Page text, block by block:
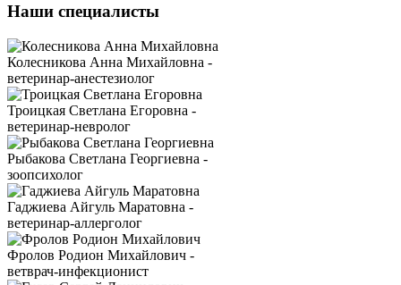
Наши специалисты
Колесникова Анна Михайловна -
ветеринар-анестезиолог
Троицкая Светлана Егоровна -
ветеринар-невролог
Рыбакова Светлана Георгиевна -
зоопсихолог
Гаджиева Айгуль Маратовна -
ветеринар-аллерголог
Фролов Родион Михайлович -
ветврач-инфекционист